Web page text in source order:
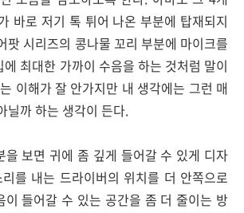
바로 저기 톡 튀어 나온 부분에 탑재되지
팟 시리즈의 콩나물 꼬리 부분에 마이크를
최대한 가까이 수음을 하는 것처럼 말이
이해가 잘 안가지만 내 생각에는 그런 매
닐까 하는 생각이 든다.
을 보면 귀에 좀 깊게 들어갈 수 있게 디자
를 내는 드라이버의 위치를 더 안쪽으로
이 들어갈 수 있는 공간을 좀 더 줄이는 방